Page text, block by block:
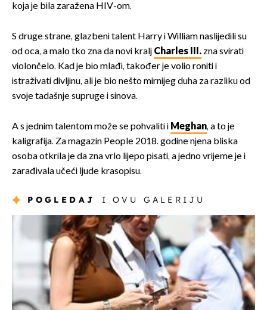
koja je bila zaražena HIV-om.
S druge strane, glazbeni talent Harry i William naslijedili su
od oca, a malo tko zna da novi kralj Charles III.zna svirati
violončelo. Kad je bio mlađi, također je volio roniti i
istraživati divljinu, ali je bio nešto mirnijeg duha za razliku od
svoje tadašnje supruge i sinova.
A s jednim talentom može se pohvaliti i Meghan, a to je
kaligrafija. Za magazin People 2018. godine njena bliska
osoba otkrila je da zna vrlo lijepo pisati, a jedno vrijeme je i
zarađivala učeći ljude krasopisu.
POGLEDAJ I OVU GALERIJU